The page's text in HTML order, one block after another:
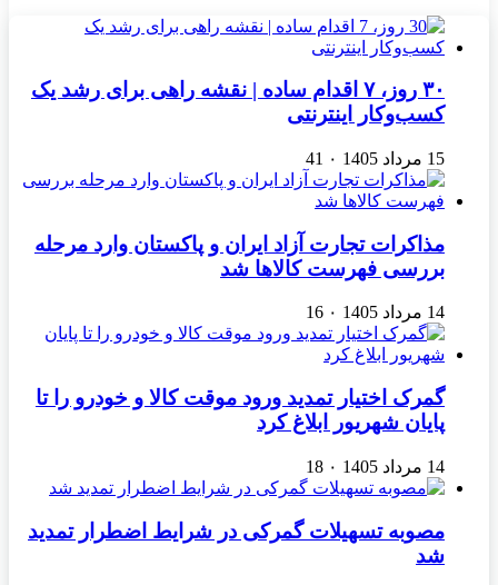
۳۰ روز، ۷ اقدام ساده | نقشه راهی برای رشد یک
کسب‌وکار اینترنتی
15 مرداد 1405 ۰ 41
مذاکرات تجارت آزاد ایران و پاکستان وارد مرحله
بررسی فهرست کالاها شد
14 مرداد 1405 ۰ 16
گمرک اختیار تمدید ورود موقت کالا و خودرو را تا
پایان شهریور ابلاغ کرد
14 مرداد 1405 ۰ 18
مصوبه تسهیلات گمرکی در شرایط اضطرار تمدید
شد